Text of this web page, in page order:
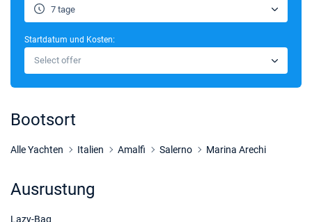
7 tage
Startdatum und Kosten:
Select offer
Bootsort
Alle Yachten Italien Amalfi Salerno Marina Arechi
Ausrustung
Lazy-Bag